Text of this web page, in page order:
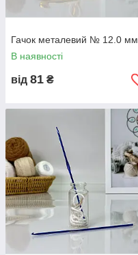
Гачок металевий № 12.0 мм
В наявності
від 81 ₴